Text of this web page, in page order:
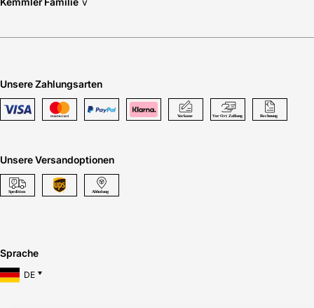
Unsere Zahlungsarten
Unsere Versandoptionen
Sprache
DE